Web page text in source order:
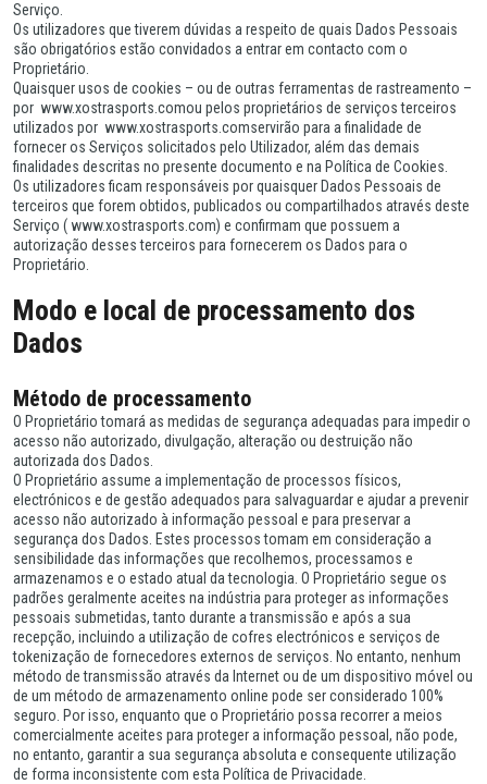
Serviço.
Os utilizadores que tiverem dúvidas a respeito de quais Dados Pessoais
são obrigatórios estão convidados a entrar em contacto com o
Proprietário.
Quaisquer usos de cookies – ou de outras ferramentas de rastreamento –
por www.xostrasports.comou pelos proprietários de serviços terceiros
utilizados por www.xostrasports.comservirão para a finalidade de
fornecer os Serviços solicitados pelo Utilizador, além das demais
finalidades descritas no presente documento e na Política de Cookies.
Os utilizadores ficam responsáveis por quaisquer Dados Pessoais de
terceiros que forem obtidos, publicados ou compartilhados através deste
Serviço ( www.xostrasports.com) e confirmam que possuem a
autorização desses terceiros para fornecerem os Dados para o
Proprietário.
Modo e local de processamento dos
Dados
Método de processamento
O Proprietário tomará as medidas de segurança adequadas para impedir o
acesso não autorizado, divulgação, alteração ou destruição não
autorizada dos Dados.
O Proprietário assume a implementação de processos físicos,
electrónicos e de gestão adequados para salvaguardar e ajudar a prevenir
acesso não autorizado à informação pessoal e para preservar a
segurança dos Dados. Estes processos tomam em consideração a
sensibilidade das informações que recolhemos, processamos e
armazenamos e o estado atual da tecnologia. O Proprietário segue os
padrões geralmente aceites na indústria para proteger as informações
pessoais submetidas, tanto durante a transmissão e após a sua
recepção, incluindo a utilização de cofres electrónicos e serviços de
tokenização de fornecedores externos de serviços. No entanto, nenhum
método de transmissão através da Internet ou de um dispositivo móvel ou
de um método de armazenamento online pode ser considerado 100%
seguro. Por isso, enquanto que o Proprietário possa recorrer a meios
comercialmente aceites para proteger a informação pessoal, não pode,
no entanto, garantir a sua segurança absoluta e consequente utilização
de forma inconsistente com esta Política de Privacidade.